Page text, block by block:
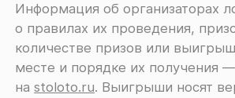
Информация об организаторах
о правилах их проведения,
количестве призов или
месте и порядке их получения ―
наstoloto.ru. Выигрыши носят